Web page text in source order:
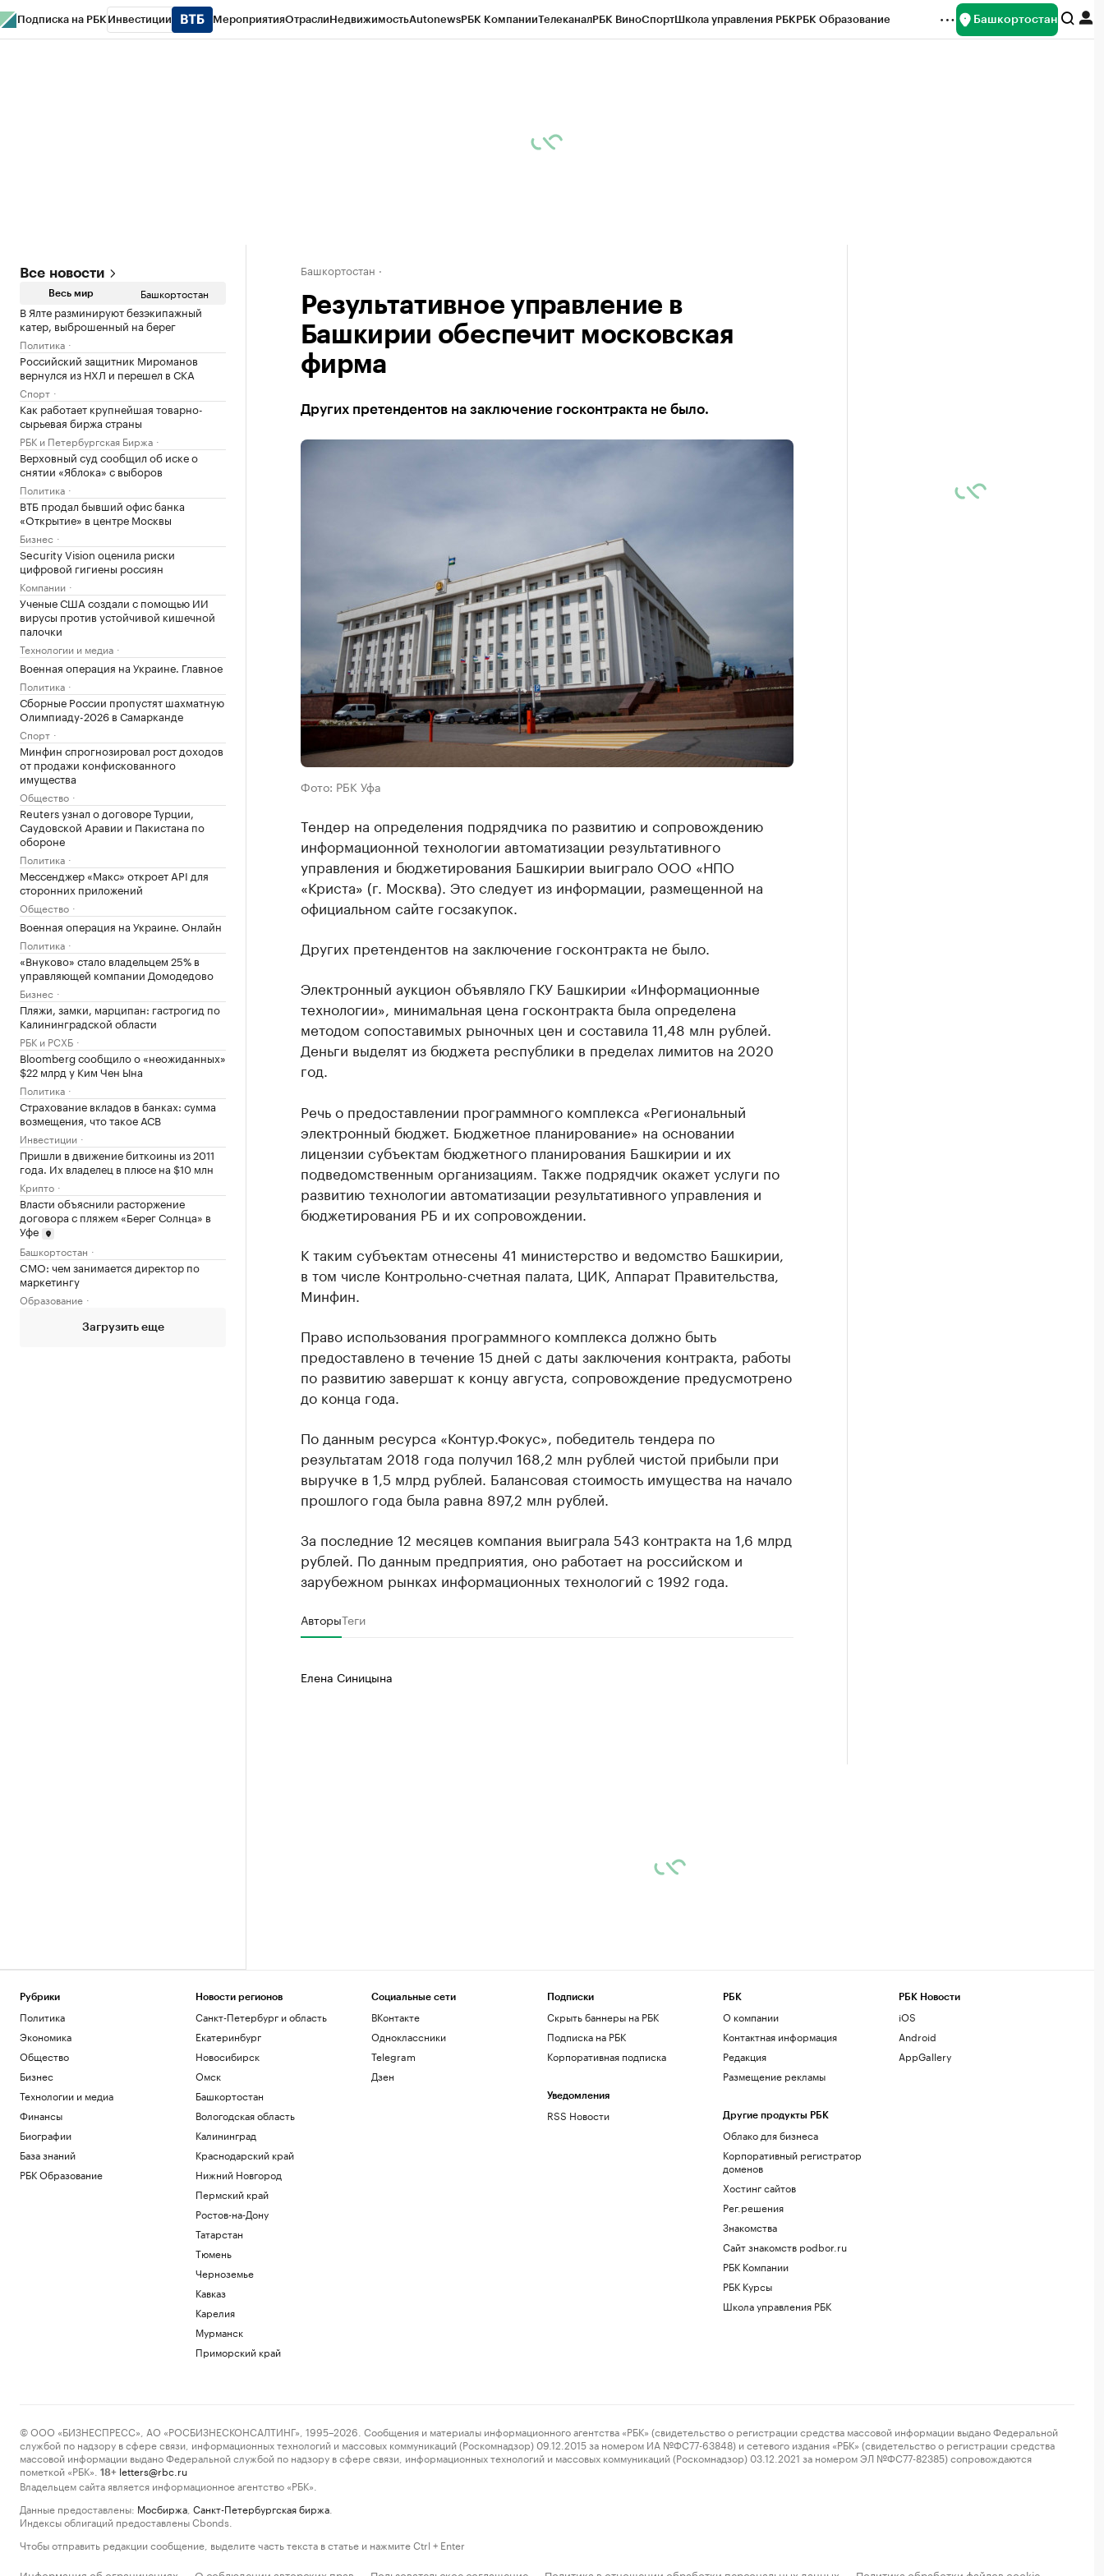
Подписка на РБК Инвестиции МероприятияОтраслиНедвижимостьAutonewsРБК КомпанииТелеканалРБК ВиноСпортШкола управления РБКРБК Образование Башкортостан
Все новости
Весь мир Башкортостан
В Ялте разминируют безэкипажный
катер, выброшенный на берег
Политика
Российский защитник Мироманов
вернулся из НХЛ и перешел в СКА
Спорт
Как работает крупнейшая товарно-
сырьевая биржа страны
РБК и Петербургская Биржа
Верховный суд сообщил об иске о
снятии «Яблока» с выборов
Политика
ВТБ продал бывший офис банка
«Открытие» в центре Москвы
Бизнес
Security Vision оценила риски
цифровой гигиены россиян
Компании
Ученые США создали с помощью ИИ
вирусы против устойчивой кишечной
палочки
Технологии и медиа
Военная операция на Украине. Главное
Политика
Сборные России пропустят шахматную
Олимпиаду-2026 в Самарканде
Спорт
Минфин спрогнозировал рост доходов
от продажи конфискованного
имущества
Общество
Reuters узнал о договоре Турции,
Саудовской Аравии и Пакистана по
обороне
Политика
Мессенджер «Макс» откроет API для
сторонних приложений
Общество
Военная операция на Украине. Онлайн
Политика
«Внуково» стало владельцем 25% в
управляющей компании Домодедово
Бизнес
Пляжи, замки, марципан: гастрогид по
Калининградской области
РБК и РСХБ
Bloomberg сообщило о «неожиданных»
$22 млрд у Ким Чен Ына
Политика
Страхование вкладов в банках: сумма
возмещения, что такое АСВ
Инвестиции
Пришли в движение биткоины из 2011
года. Их владелец в плюсе на $10 млн
Крипто
Власти объяснили расторжение
договора с пляжем «Берег Солнца» в
Уфе
Башкортостан
CMO: чем занимается директор по
маркетингу
Образование
Загрузить еще
Башкортостан
Результативное управление в
Башкирии обеспечит московская
фирма
Других претендентов на заключение госконтракта не было.
Фото: РБК Уфа
Тендер на определения подрядчика по развитию и сопровождению
информационной технологии автоматизации результативного
управления и бюджетирования Башкирии выиграло ООО «НПО
«Криста» (г. Москва). Это следует из информации, размещенной на
официальном сайте госзакупок.
Других претендентов на заключение госконтракта не было.
Электронный аукцион объявляло ГКУ Башкирии «Информационные
технологии», минимальная цена госконтракта была определена
методом сопоставимых рыночных цен и составила 11,48 млн рублей.
Деньги выделят из бюджета республики в пределах лимитов на 2020
год.
Речь о предоставлении программного комплекса «Региональный
электронный бюджет. Бюджетное планирование» на основании
лицензии субъектам бюджетного планирования Башкирии и их
подведомственным организациям. Также подрядчик окажет услуги по
развитию технологии автоматизации результативного управления и
бюджетирования РБ и их сопровождении.
К таким субъектам отнесены 41 министерство и ведомство Башкирии,
в том числе Контрольно-счетная палата, ЦИК, Аппарат Правительства,
Минфин.
Право использования программного комплекса должно быть
предоставлено в течение 15 дней с даты заключения контракта, работы
по развитию завершат к концу августа, сопровождение предусмотрено
до конца года.
По данным ресурса «Контур.Фокус», победитель тендера по
результатам 2018 года получил 168,2 млн рублей чистой прибыли при
выручке в 1,5 млрд рублей. Балансовая стоимость имущества на начало
прошлого года была равна 897,2 млн рублей.
За последние 12 месяцев компания выиграла 543 контракта на 1,6 млрд
рублей. По данным предприятия, оно работает на российском и
зарубежном рынках информационных технологий с 1992 года.
АвторыТеги
Елена Синицына
Рубрики
Политика
Экономика
Общество
Бизнес
Технологии и медиа
Финансы
Биографии
База знаний
РБК Образование
Новости регионов
Санкт-Петербург и область
Екатеринбург
Новосибирск
Омск
Башкортостан
Вологодская область
Калининград
Краснодарский край
Нижний Новгород
Пермский край
Ростов-на-Дону
Татарстан
Тюмень
Черноземье
Кавказ
Карелия
Мурманск
Приморский край
Социальные сети
ВКонтакте
Одноклассники
Telegram
Дзен
Подписки
Скрыть баннеры на РБК
Подписка на РБК
Корпоративная подписка
Уведомления
RSS Новости
РБК
О компании
Контактная информация
Редакция
Размещение рекламы
Другие продукты РБК
Облако для бизнеса
Корпоративный регистратор
доменов
Хостинг сайтов
Рег.решения
Знакомства
Сайт знакомств podbor.ru
РБК Компании
РБК Курсы
Школа управления РБК
РБК Новости
iOS
Android
AppGallery
© ООО «БИЗНЕСПРЕСС», АО «РОСБИЗНЕСКОНСАЛТИНГ», 1995–2026. Сообщения и материалы информационного агентства «РБК» (свидетельство о регистрации средства массовой информации выдано Федеральной
службой по надзору в сфере связи, информационных технологий и массовых коммуникаций (Роскомнадзор) 09.12.2015 за номером ИА №ФС77-63848) и сетевого издания «РБК» (свидетельство о регистрации средства
массовой информации выдано Федеральной службой по надзору в сфере связи, информационных технологий и массовых коммуникаций (Роскомнадзор) 03.12.2021 за номером ЭЛ №ФС77-82385) сопровождаются
пометкой «РБК».
18+ letters@rbc.ru
Владельцем сайта является информационное агентство «РБК».
Данные предоставлены: Мосбиржа Санкт-Петербургская биржа
Индексы облигаций предоставлены Cbonds.
Чтобы отправить редакции сообщение, выделите часть текста в статье и нажмите Ctrl + Enter